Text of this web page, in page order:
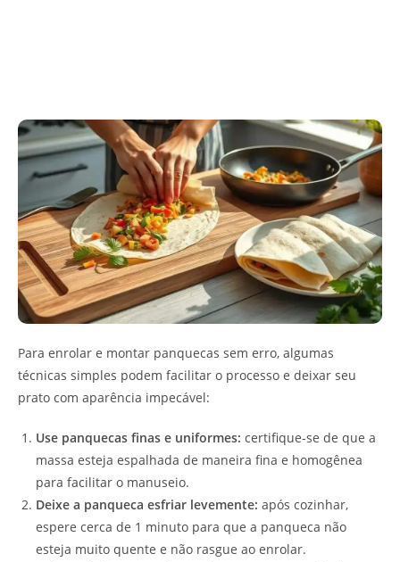
Para enrolar e montar panquecas sem erro, algumas
técnicas simples podem facilitar o processo e deixar seu
prato com aparência impecável:
Use panquecas finas e uniformes: certifique-se de que a
massa esteja espalhada de maneira fina e homogênea
para facilitar o manuseio.
Deixe a panqueca esfriar levemente: após cozinhar,
espere cerca de 1 minuto para que a panqueca não
esteja muito quente e não rasgue ao enrolar.